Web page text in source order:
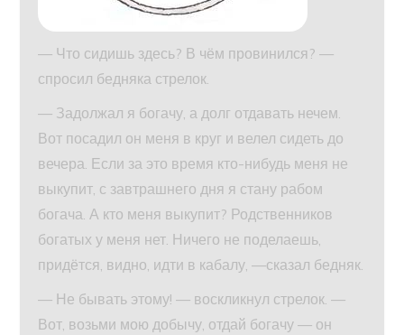
— Что сидишь здесь? В чём провинился? —
спросил бедняка стрелок.
— Задолжал я богачу, а долг отдавать нечем.
Вот посадил он меня в круг и велел сидеть до
вечера. Если за это время кто-нибудь меня не
выкупит, с завтрашнего дня я стану рабом
богача. А кто меня выкупит? Родственников
богатых у меня нет. Ничего не поделаешь,
придётся, видно, идти в кабалу, —сказал бедняк.
— Не бывать этому! — воскликнул стрелок. —
Вот, возьми мою добычу, отдай богачу — он